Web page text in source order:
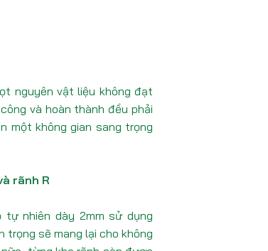
nguyên vật liệu không đạt
và hoàn thành đều phải
một không gian sang trọng
rãnh R
nhiên dày 2mm sử dụng
sẽ mang lại cho không